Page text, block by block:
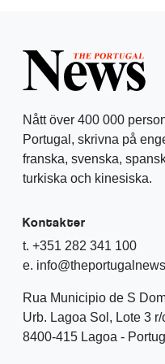
Nått över 400 000
Portugal, skrivna på
franska, svenska,
turkiska och kinesiska.
Kontakter
t. +351 282 341 100
e.
Rua Municipio de S
Urb. Lagoa Sol, Lote 3 r/
8400-415 Lagoa -